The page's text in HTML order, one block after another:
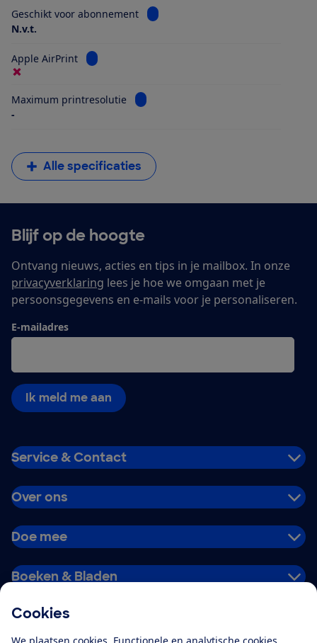
Cookies
Geschikt voor abonnement
Bekijk informatie voor Geschikt
N.v.t.
Apple AirPrint Bekijk informatie voor Apple AirPrint
Maximum printresolutie
Bekijk informatie voor Maximum
-
Alle specificaties
Blijf op de hoogte
Ontvang nieuws, acties en tips in je mailbox. In onze
privacyverklaring lees je hoe we omgaan met je
persoonsgegevens en e-mails voor je personaliseren.
E-mailadres
Ik meld me aan
Service & Contact
Over ons
Doe mee
Boeken & Bladen